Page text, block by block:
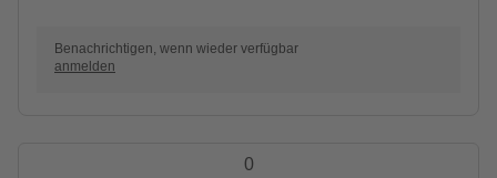
Benachrichtigen, wenn wieder verfügbar
anmelden